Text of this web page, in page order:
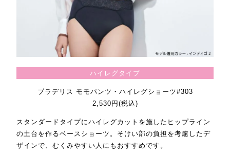
ハイレグタイプ
ブラデリス モモパンツ・ハイレグショーツ#303
2,530円(税込)
スタンダードタイプにハイレグカットを施したヒップライン
の土台を作るベースショーツ。そけい部の負担を考慮したデ
ザインで、むくみやすい人にもおすすめです。